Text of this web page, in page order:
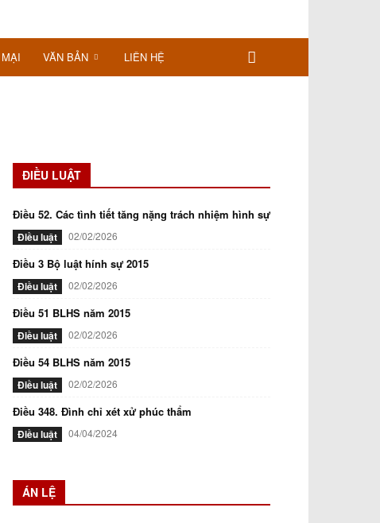
VĂN BẢN LIÊN HỆ
ĐIỀU LUẬT
Điều 52. Các tình tiết tăng nặng trách nhiệm hình sự
Điều luật 02/02/2026
Điều 3 Bộ luật hính sự 2015
Điều luật 02/02/2026
Điều 51 BLHS năm 2015
Điều luật 02/02/2026
Điều 54 BLHS năm 2015
Điều luật 02/02/2026
Điều 348. Đình chỉ xét xử phúc thẩm
Điều luật 04/04/2024
ÁN LỆ